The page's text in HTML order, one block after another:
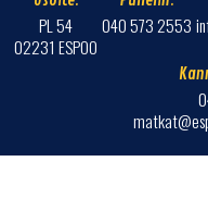
PL 54
02231 ESPOO
040 573 2553